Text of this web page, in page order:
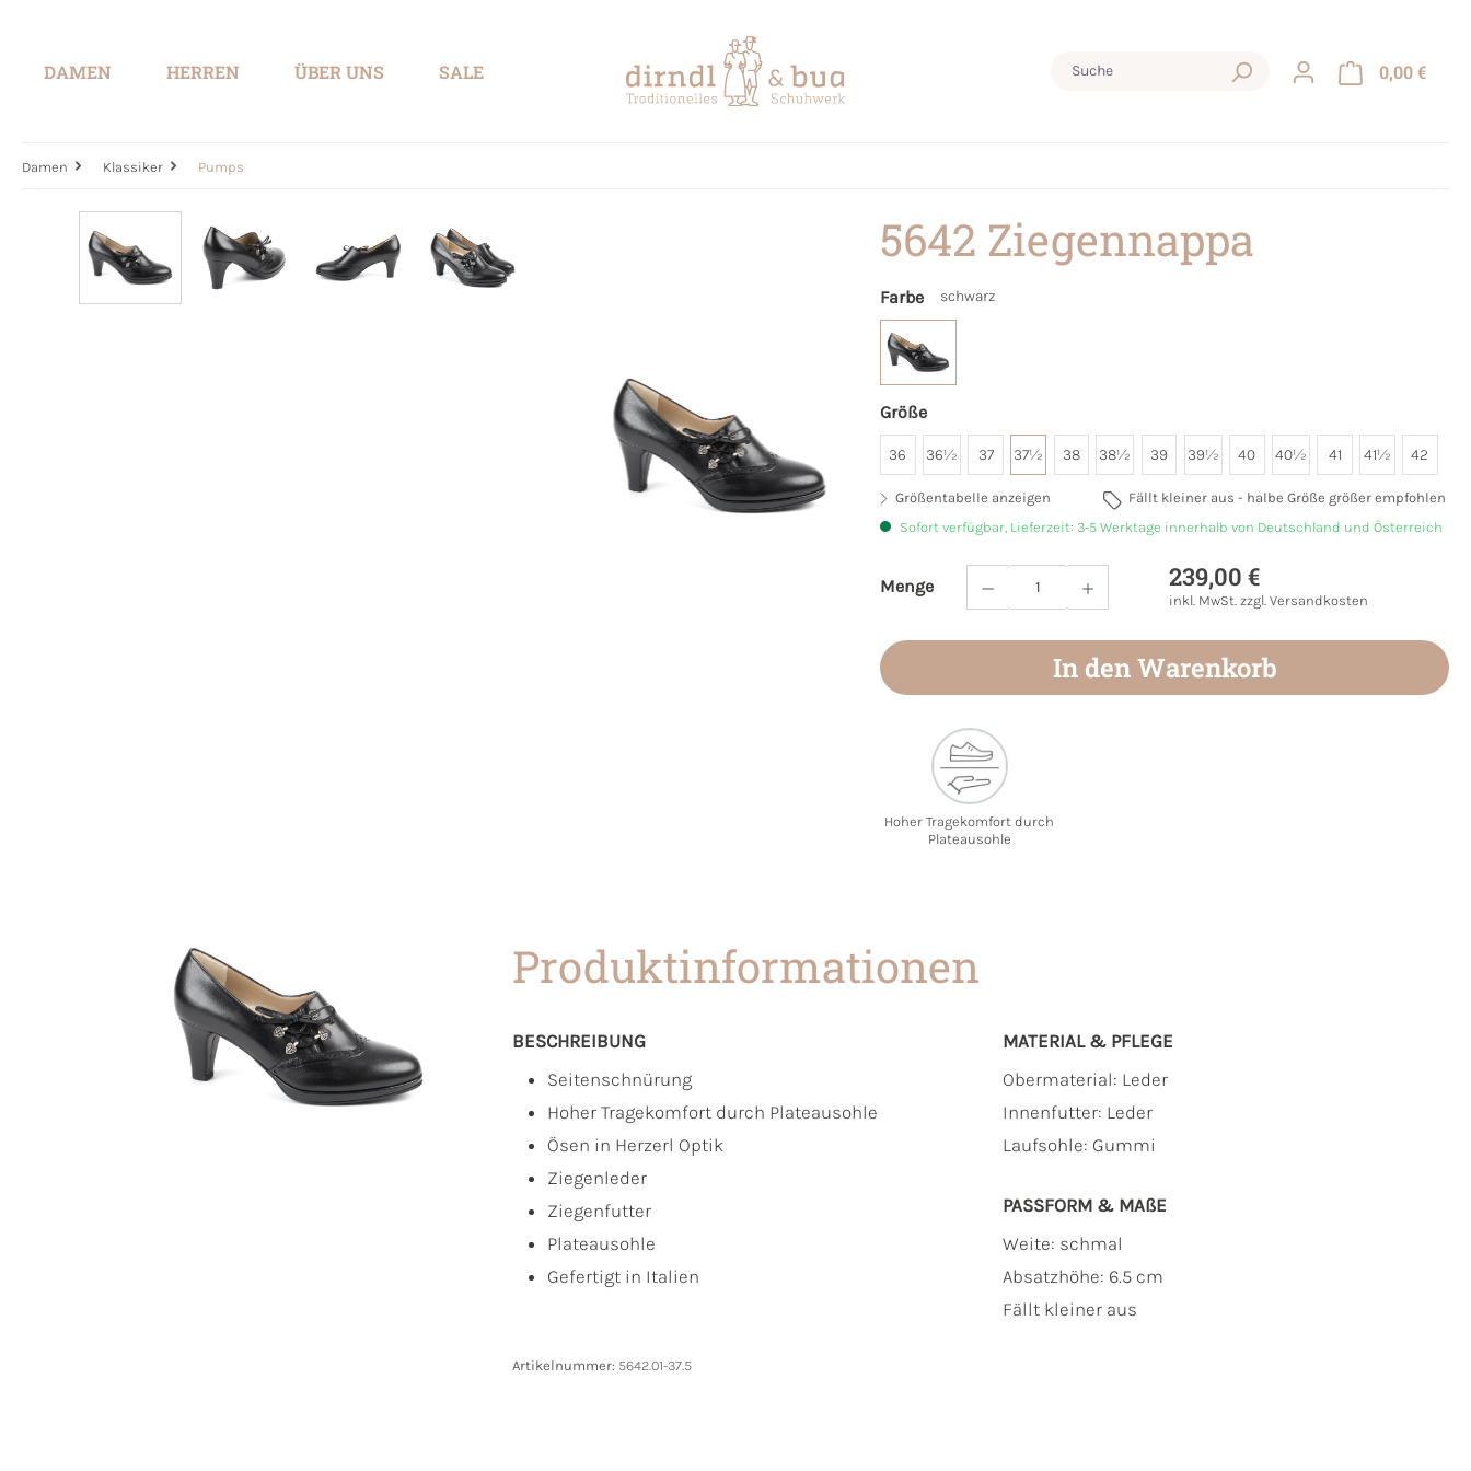
DAMEN HERREN ÜBER UNS SALE 0,00 €
Damen Klassiker Pumps
Bildergalerie überspringen 5642 Ziegennappa
Farbe schwarz
Größe
36 36½ 37 37½ 38 38½ 39 39½ 40 40½ 41 41½ 42
Größentabelle anzeigen
Fällt kleiner aus - halbe Größe größer empfohlen
Sofort verfügbar, Lieferzeit: 3-5 Werktage innerhalb von Deutschland und Österreich
Menge
Produkt Anzahl: Gib den gewünschten Wert ein
239,00 €
inkl. MwSt. zzgl. Versandkosten
In den Warenkorb
Hoher Tragekomfort durch
Plateausohle
Produktinformationen
BESCHREIBUNG
Seitenschnürung
Hoher Tragekomfort durch Plateausohle
Ösen in Herzerl Optik
Ziegenleder
Ziegenfutter
Plateausohle
Gefertigt in Italien
MATERIAL & PFLEGE
Obermaterial: Leder
Innenfutter: Leder
Laufsohle: Gummi
PASSFORM & MAẞE
Weite: schmal
Absatzhöhe: 6.5 cm
Fällt kleiner aus
Artikelnummer: 5642.01-37.5